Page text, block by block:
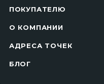
ПОКУПАТЕЛЮ
О КОМПАНИИ
АДРЕСА ТОЧЕК
БЛОГ